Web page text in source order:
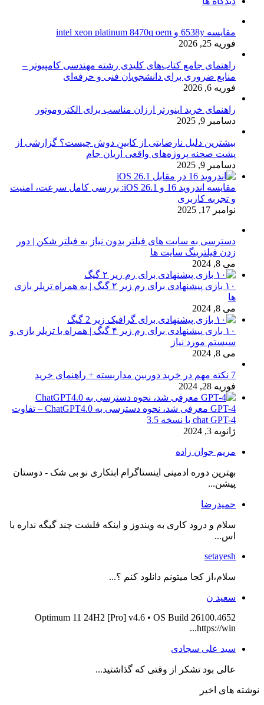
مقایسه 6538y و intel xeon platinum 8470q oem
فوریه 25, 2026
راهنمای جامع کتاب‌های کلیدی رشته مهندسی کامپیوتر –
منابع ضروری برای دانشجویان فنی و حرفه‌ای
فوریه 6, 2026
راهنمای خرید اینورتر ارزان مناسب برای الکتروموتور
دسامبر 9, 2025
بیشترین دلیل نارضایتی از کابین دوش چیست؟ گزارشی از
پشت صحنه پروژه‌های واقعی آریان جام
دسامبر 9, 2025
مقایسه اندروید 16 و iOS 26.1: بررسی کامل سرعت، امنیت
و تجربه کاربری
نوامبر 17, 2025
دسترسی به سایت های فیلتر بدون نیاز به فیلتر شکن | دور
زدن فیلترینگ سایت ها
می 8, 2024
۱۰ بازی پیشنهادی برای رم زیر ۲ گیگ | به همراه تریلر بازی
ها
می 8, 2024
۱۰ بازی پیشنهادی برای رم زیر ۴ گیگ | همراه با تریلر بازی و
سیستم مورد نیاز
می 8, 2024
7 نکته مهم در خرید دوربین مداربسته + راهنمای خرید
فوریه 28, 2024
GPT-4 معرفی شد، نحوه دسترسی به ChatGPT4.0 – تفاوت
chat GPT-4 با نسخه 3.5
ژانویه 3, 2024
مریم جوان زاده
بهترین دوره ادمینی اینستاگرام ابتکاری نو بی شک - دوستان
پیشن...
حمیدرضا
سلام و درود کاری به ویندوز و اینکه فلشت چند گیگه نداره با
اس...
setayesh
سلام،از کجا میتونم دانلود کنم ؟...
سعید ن
Optimum 11 24H2 [Pro] v4.6 • OS Build 26100.4652
https://win...
سید علی سجادی
عالی بود تشکر از وقتی که گذاشتید...
نوشته های اخیر